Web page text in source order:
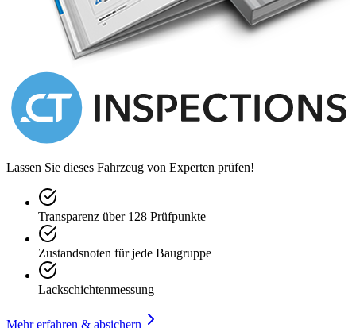
Multiple available more Mercedes-Benz 420 SEL Limousine
W126 offers on our homepage!
ZUBEHÖRANGABEN OHNE GEWÄHR, Änderungen,
Zwischenverkauf und Irrtümer vorbehalten!
----.
Lassen Sie dieses Fahrzeug von Experten prüfen!
Transparenz über 128 Prüfpunkte
Zustandsnoten für jede Baugruppe
Lackschichtenmessung
Mehr erfahren & absichern